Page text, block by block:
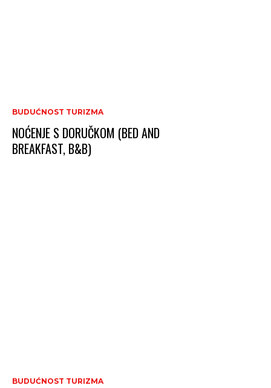
BUDUĆNOST TURIZMA
NOĆENJE S DORUČKOM (BED AND
BREAKFAST, B&B)
BUDUĆNOST TURIZMA